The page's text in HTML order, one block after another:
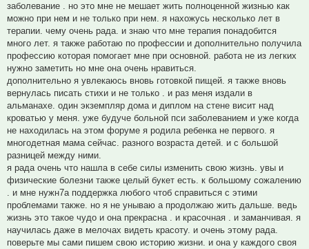
заболевание . но это мне не мешает жить полноценной жизнью как
можно при нем и не только при нем. я нахожусь несколько лет в
терапии. чему очень рада. и знаю что мне терапия понадобится
много лет. я также работаю по профессии и дополнительно получила
профессию которая помогает мне при основной. работа не из легких
нужно заметить но мне она очень нравиться.
дополнительно я увлекаюсь вновь готовкой пищей. я также вновь
вернулась писать стихи и не только . и раз меня издали в
альманахе. один экземпляр дома и диплом на стене висит над
кроватью у меня. уже будуче больной пси заболеванием и уже когда
не находилась на этом форуме я родила ребенка не первого. я
многодетная мама сейчас. разного возраста детей. и с большой
разницей между ними.
я рада очень что нашла в себе силы изменить свою жизнь. увы и
физические болезни также целый букет есть. к большому сожалению
. и мне нужн7а поддержка любого чтоб справиться с этими
проблемами также. но я не унываю а продолжаю жить дальше. ведь
жизнь это такое чудо и она прекрасна . и красочная . и заманчивая. я
научилась даже в мелочах видеть красоту. и очень этому рада.
поверьте мы сами пишем свою историю жизни. и она у каждого своя